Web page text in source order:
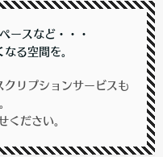
ースなど・・・
る空間を。
クリプションサービスも
ください。